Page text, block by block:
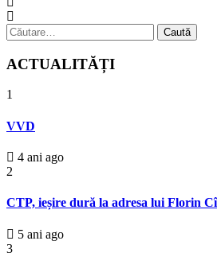
Caută
după:
ACTUALITĂȚI
1
VVD
4 ani ago
2
CTP, ieșire dură la adresa lui Florin
5 ani ago
3